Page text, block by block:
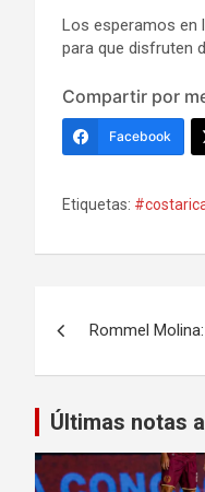
Los esperamos en
para que disfruten
Compartir por
Facebook
Etiquetas:
entradas
Rommel
Últimas notas